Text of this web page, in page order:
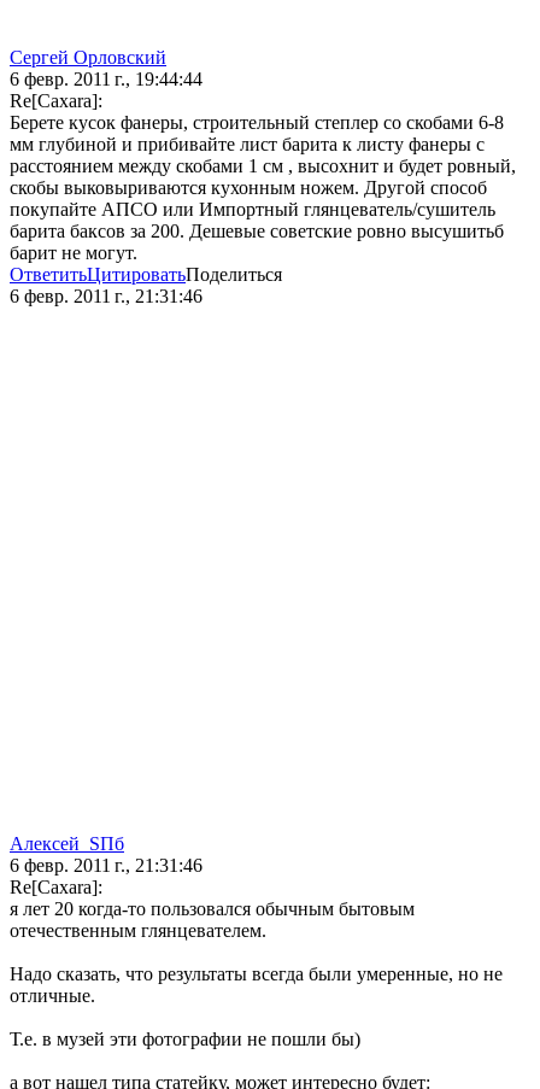
Сергей Орловский
6 февр. 2011 г., 19:44:44
Re[Caxara]:
Берете кусок фанеры, строительный степлер со скобами 6-8
мм глубиной и прибивайте лист барита к листу фанеры с
расстоянием между скобами 1 см , высохнит и будет ровный,
скобы выковыриваются кухонным ножем. Другой способ
покупайте АПСО или Импортный глянцеватель/сушитель
барита баксов за 200. Дешевые советские ровно высушитьб
барит не могут.
ОтветитьЦитироватьПоделиться
6 февр. 2011 г., 21:31:46
Алeксей_SПб
6 февр. 2011 г., 21:31:46
Re[Caxara]:
я лет 20 когда-то пользовался обычным бытовым
отечественным глянцевателем.
Надо сказать, что результаты всегда были умеренные, но не
отличные.
Т.е. в музей эти фотографии не пошли бы)
а вот нашел типа статейку, может интересно будет: